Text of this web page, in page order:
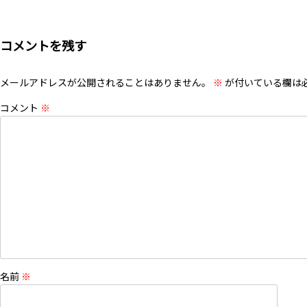
コメントを残す
メールアドレスが公開されることはありません。 ※ が付いている欄は
コメント ※
名前 ※